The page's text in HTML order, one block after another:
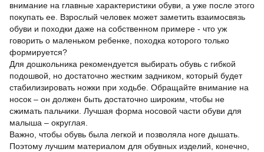
внимание на главные характеристики обуви, а уже после этого
покупать ее. Взрослый человек может заметить взаимосвязь
обуви и походки даже на собственном примере - что уж
говорить о маленьком ребенке, походка которого только
формируется?
Для дошкольника рекомендуется выбирать обувь с гибкой
подошвой, но достаточно жестким задником, который будет
стабилизировать ножки при ходьбе. Обращайте внимание на
носок – он должен быть достаточно широким, чтобы не
сжимать пальчики. Лучшая форма носовой части обуви для
малыша – округлая.
Важно, чтобы обувь была легкой и позволяла ноге дышать.
Поэтому лучшим материалом для обувных изделий, конечно,